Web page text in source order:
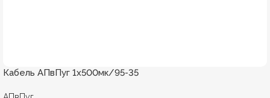
Кабель АПвПуг 1х500мк/95-35